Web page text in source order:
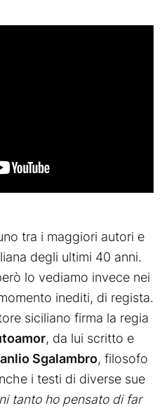
tra i maggiori autori e
degli ultimi 40 anni.
lo vediamo invece nei
inediti, di regista.
siciliano firma la regia
, da lui scritto e
Sgalambro, filosofo
i testi di diverse sue
tanto ho pensato di far